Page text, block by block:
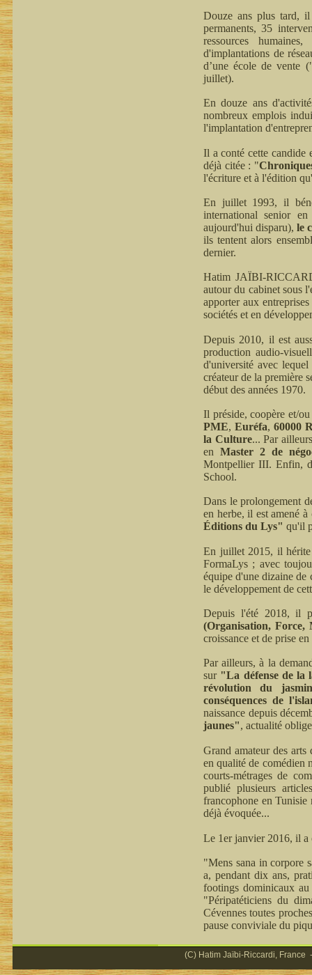
Douze ans plus tard,
permanents, 35
ressources
d'implantations de
d’une école de vente
juillet).
En douze ans
nombreux emplois
l'implantation
Il a conté cette candide
déjà citée : "
l'écriture et à l'édition
En juillet 1993, il
international senior
aujourd'hui disparu), le
ils tentent alors
dernier.
Hatim JAÏBI-
autour du cabinet sous
apporter aux
sociétés et en
Depuis 2010, il est
production audio-
d'université avec
créateur de la première
début des années 1970.
Il préside, coopère et/
PME,Euréfa,60000
la Culture... Par
en Master 2 de
Montpellier III. Enfin,
School.
Dans le prolongement
en herbe, il est amené
Éditions du Lys" qu'il
En juillet 2015, il hérite
FormaLys ; avec
équipe d'une dizaine de
le développement de
Depuis l'été 2018, il
(Organisation, Force,
croissance et de prise
Par ailleurs, à la
sur "La défense de la
révolution du
conséquences de
naissance depuis
jaunes", actualité
Grand amateur des arts
en qualité de comédien
courts-métrages de
publié plusieurs
francophone en Tunisie
déjà évoquée...
Le 1er janvier 2016, il a
"Mens sana in corpore
a, pendant dix ans,
footings dominicaux
"Péripatéticiens du
Cévennes toutes
pause conviviale du
(C) Hatim Jaïbi-Riccardi, France